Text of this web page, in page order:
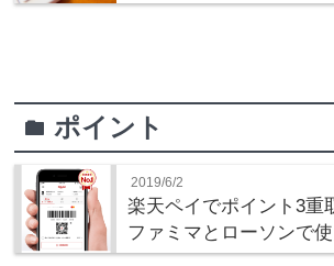
folderポイント
2019/6/2
楽天ペイでポイント3重
ファミマとローソンで